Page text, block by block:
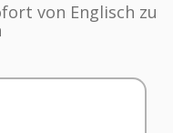
von Englisch zu